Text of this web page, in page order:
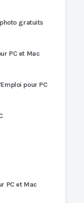
gratuits
PC et Mac
pour PC
PC et Mac